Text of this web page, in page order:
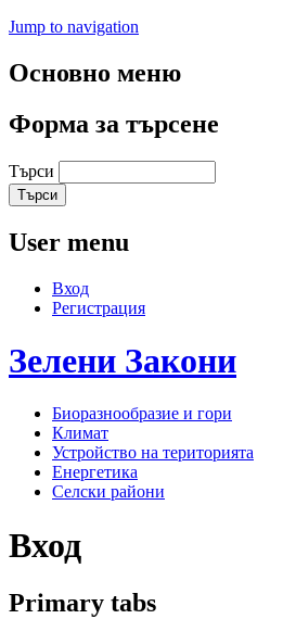
Jump to navigation
Основно меню
Форма за търсене
Търси
User menu
Вход
Регистрация
Зелени Закони
Биоразнообразие и гори
Климат
Устройство на територията
Енергетика
Селски райони
Вход
Primary tabs